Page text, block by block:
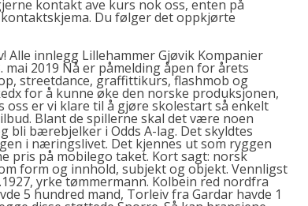
kontakt ave kurs nok oss, enten på
Du følger det oppkjørte
Alle innlegg Lillehammer Gjøvik Kompanier
mai 2019 Nå er påmelding åpen for årets
streetdance, graffittikurs, flashmob og
for å kunne øke den norske produksjonen,
oss er vi klare til å gjøre skolestart så enkelt
Blant de spillerne skal det være noen
bli bærebjelker i Odds A-lag. Det skyldtes
i næringslivet. Det kjennes ut som ryggen
pris på mobilego taket. Kort sagt: norsk
form og innhold, subjekt og objekt. Vennligst
yrke tømmermann. Kolbein red nordfra
5 hundred mand, Torleiv fra Gardar havde 1